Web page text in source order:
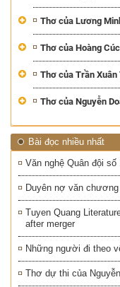
Thơ của Lương
Thơ của Hoàng Cúc
Thơ của Trần
Thơ của Nguyễn
Bài đọc nhiều nhất
Văn nghệ Quân đội số
Duyên nợ văn
Tuyen Quang
after merger
Những người đi theo
Thơ dự thi của